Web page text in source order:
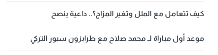
كيف تتعامل مع الملل وتغير المزاج؟.. داعية ينصح
موعد أول مباراة لـ محمد صلاح مع طرابزون سبور التركي